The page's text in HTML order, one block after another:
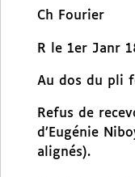
Ch Fourier
R le 1er Janr
Au dos du pli
Refus de
d’Eugénie
alignés).